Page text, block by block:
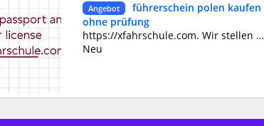
Angebot
führerschein polen kaufen
ohne prüfung
https://xfahrschule.com. Wir stellen vor: XFahrschule.com – Ihr Weg zum Fahrerfolg! Sind Sie bereit, sich auf die aufregende Reise zu begeben, ein selbstbewusster und erfahrener Fahrer zu werden? Suchen Sie nicht weiter als bei XFahrschule.com, Ihrem ultimativen Ziel für erstklassige Fahrausbildung! Wir sind hier, um Ihre Fahrträume in die Realität umzusetzen. Warum XFahrschule.com wählen? Fachkundige Ausbilder: Unser Team aus hochqualifizierten und erfahrenen Ausbildern ist bestrebt, Ihnen das Wissen und die Fähigkeiten zu vermitteln, die Sie benötigen, um sicher und souverän auf der Straße zu navigieren. Praktische Online-Ressourcen: Greifen Sie auf eine Fülle interaktiver Online-Ressourcen zu, darunter Video-Tutorials, Übungstests und Studienführer, die darauf zugeschnitten sind, Ihnen beim Bestehen Ihrer Fahrprüfungen zu helfen. Flexible Planung: Wir verstehen Ihren geschäftigen Lebensstil und bieten daher flexible Planungsoptionen an, die zu Ihrem Zeitplan passen und sicherstellen, dass Sie in Ihrem eigenen Tempo lernen können. Erschwingliche Preise: Eine hochwertige Fahrerausbildung sollte nicht Ihr Budget sprengen. XFahrschule.com bietet wettbewerbsfähige Preisoptionen, damit Sie den besten Wert für Ihre Investition erhalten. Nachgewiesener Erfolg: Schließen Sie sich Tausenden zufriedener Fahrschüler an, die bei uns ihre Fahrprüfungen erfolgreich bestanden haben. Unsere Erfolgsbilanz spricht für sich! Verpassen Sie nicht die Gelegenheit, Ihre Fahrreise mit XFahrschule.com anzukurbeln. Besuchen Sie noch heute unsere Website unter https://xfahrschule.com, um sich anzumelden und den ersten Schritt zu einem sicheren, selbstbewussten und verantwortungsbewussten Fahrer zu machen. Hier beginnt Ihr Weg zum Fahrerfolg!
Neu